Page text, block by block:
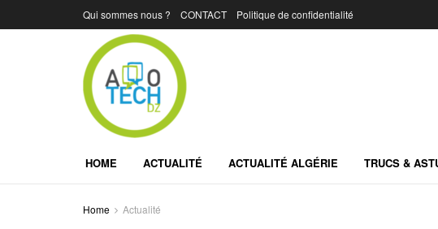
Qui sommes nous ? CONTACT Politique de confidentialité
HOME ACTUALITÉ ACTUALITÉ ALGÉRIE TRUCS &
Home Actualité